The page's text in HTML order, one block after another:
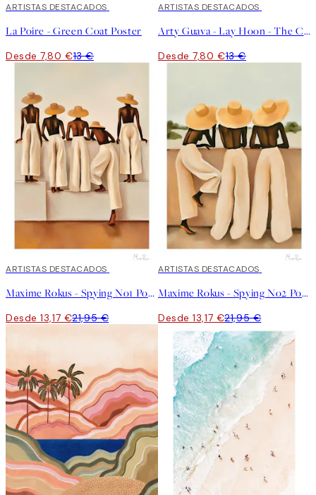
40%*
ARTISTAS DESTACADOS
La Poire - Green Coat Poster
Desde 7,80 €13 €
40%*
ARTISTAS DESTACADOS
Arty Guava - Lay Hoon - The Chrysanthemum Poster
Desde 7,80 €13 €
40%*
ARTISTAS DESTACADOS
Maxime Rokus - Spying No1 Poster
Desde 13,17 €21,95 €
40%*
ARTISTAS DESTACADOS
Maxime Rokus - Spying No2 Poster
Desde 13,17 €21,95 €